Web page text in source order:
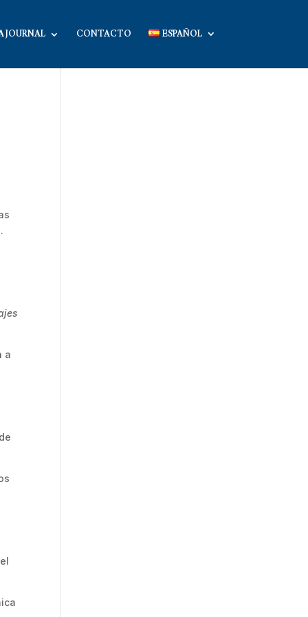
JOURNAL CONTACTO ESPAÑOL
a